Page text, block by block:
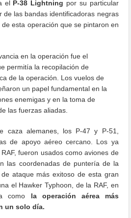
el P-38 Lightning por su particular
de las bandas identificadoras negras
esta operación que se pintaron en
en la operación fue el
permitía la recopilación de
de la operación. Los vuelos de
un papel fundamental en la
enemigas y en la toma de
las fuerzas aliadas.
caza alemanes, los P-47 y P-51,
de apoyo aéreo cercano. Los ya
fueron usados como aviones de
las coordenadas de puntería de la
ataque más exitoso de esta gran
el Hawker Typhoon, de la RAF, en
como la operación aérea más
un solo día.